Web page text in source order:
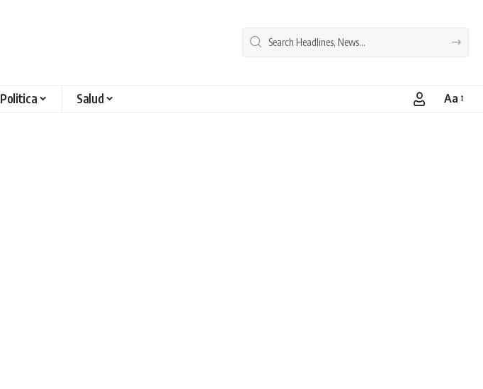
Politica Salud
Font
Aa